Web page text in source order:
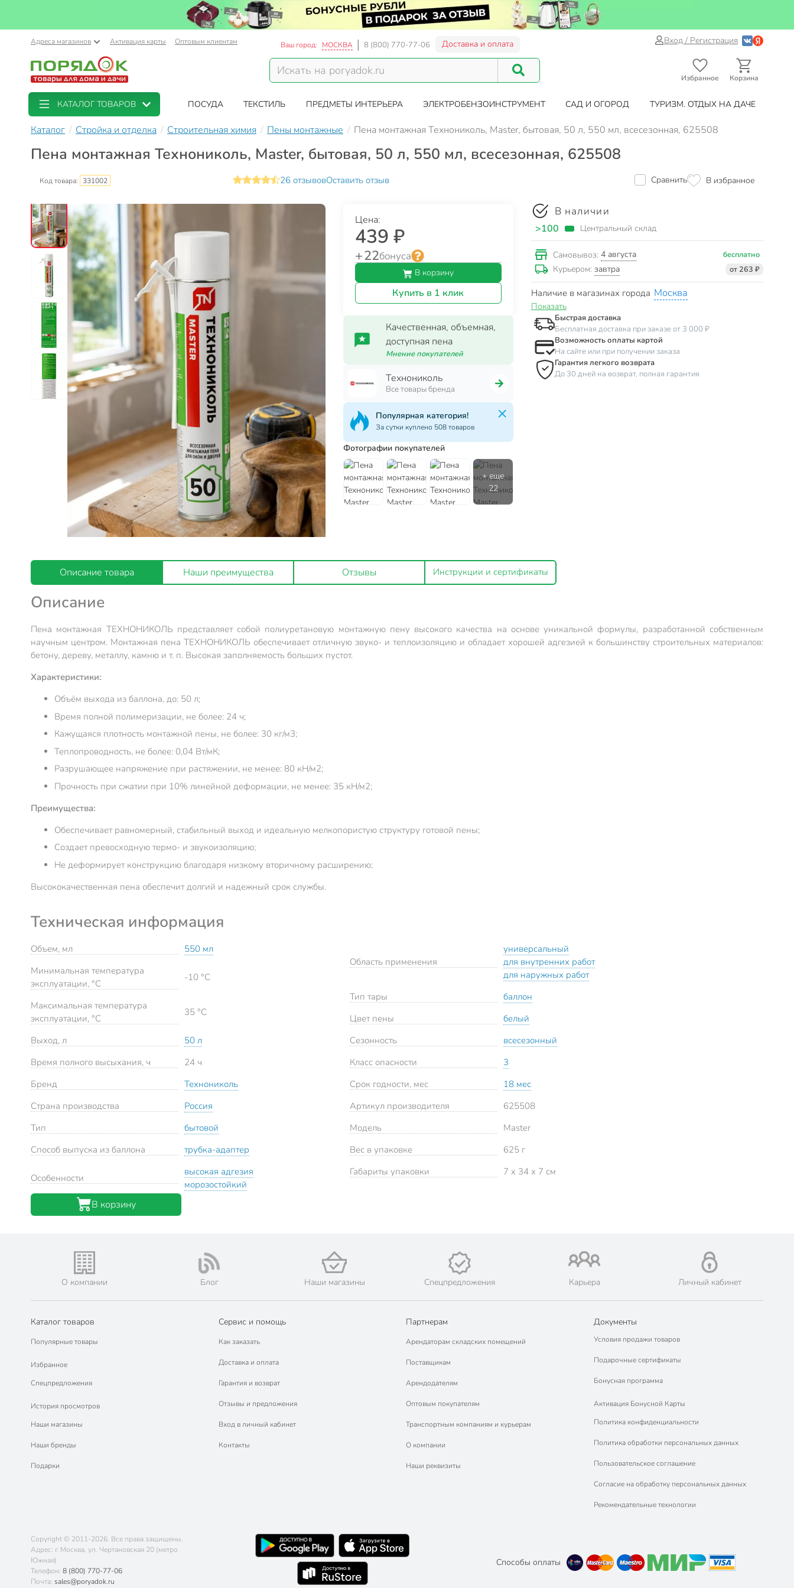
Адреса магазинов Активация карты Оптовым клиентам Ваш город: МОСКВА 8 (800) 770-77-06 Доставка и оплата Вход / Регистрация
Избранное Корзина
КАТАЛОГ ТОВАРОВ ПОСУДА ТЕКСТИЛЬ ПРЕДМЕТЫ ИНТЕРЬЕРА ЭЛЕКТРОБЕНЗОИНСТРУМЕНТ САД И ОГОРОД ТУРИЗМ. ОТДЫХ НА ДАЧЕ
Каталог Стройка и отделка Строительная химия Пены монтажные Пена монтажная Технониколь, Master, бытовая, 50 л, 550 мл, всесезонная, 625508
Пена монтажная Технониколь, Master, бытовая, 50 л, 550 мл, всесезонная, 625508
Код товара: 331002 26 отзывовОставить отзыв Сравнить В избранное
Цена:
439 ₽
+ 22бонуса
В корзину
Купить в 1 клик
Качественная, объемная,
доступная пена
Мнение покупателей
Технониколь
Все товары бренда
Популярная категория!
За сутки куплено 508 товаров
Фотографии покупателей
В наличии
>100 Центральный склад
Самовывоз: 4 августа бесплатно
Курьером: завтра от 263 ₽
Наличие в магазинах города Москва
Показать
Быстрая доставка
Бесплатная доставка при заказе от 3 000 ₽
Возможность оплаты картой
На сайте или при получении заказа
Гарантия легкого возврата
До 30 дней на возврат, полная гарантия
Описание товара Наши преимущества Отзывы Инструкции и сертификаты
Описание
Пена монтажная ТЕХНОНИКОЛЬ представляет собой полиуретановую монтажную пену высокого качества на основе уникальной формулы, разработанной собственным
научным центром. Монтажная пена ТЕХНОНИКОЛЬ обеспечивает отличную звуко- и теплоизоляцию и обладает хорошей адгезией к большинству строительных материалов:
бетону, дереву, металлу, камню и т. п. Высокая заполняемость больших пустот.
Характеристики:
Объём выхода из баллона, до: 50 л;
Время полной полимеризации, не более: 24 ч;
Кажущаяся плотность монтажной пены, не более: 30 кг/м3;
Теплопроводность, не более: 0,04 Вт/мК;
Разрушающее напряжение при растяжении, не менее: 80 кН/м2;
Прочность при сжатии при 10% линейной деформации, не менее: 35 кН/м2;
Преимущества:
Обеспечивает равномерный, стабильный выход и идеальную мелкопористую структуру готовой пены;
Создает превосходную термо- и звукоизоляцию;
Не деформирует конструкцию благодаря низкому вторичному расширению;
Высококачественная пена обеспечит долгий и надежный срок службы.
Техническая информация
Объем, мл
550 мл
Минимальная температура
эксплуатации, °C
-10 °C
Максимальная температура
эксплуатации, °C
35 °C
Выход, л
50 л
Время полного высыхания, ч
24 ч
Бренд
Технониколь
Страна производства
Россия
Тип
бытовой
Способ выпуска из баллона
трубка-адаптер
Особенности
высокая адгезия
морозостойкий
Область применения
универсальный
для внутренних работ
для наружных работ
Тип тары
баллон
Цвет пены
белый
Сезонность
всесезонный
Класс опасности
3
Срок годности, мес
18 мес
Артикул производителя
625508
Модель
Master
Вес в упаковке
625 г
Габариты упаковки
7 x 34 x 7 см
В корзину
О компании Блог Наши магазины Спецпредложения Карьера Личный кабинет
Каталог товаров
Популярные товары
Избранное
Спецпредложения
История просмотров
Наши магазины
Наши бренды
Подарки
Сервис и помощь
Как заказать
Доставка и оплата
Гарантия и возврат
Отзывы и предложения
Вход в личный кабинет
Контакты
Партнерам
Арендаторам складских помещений
Поставщикам
Арендодателям
Оптовым покупателям
Транспортным компаниям и курьерам
О компании
Наши реквизиты
Документы
Условия продажи товаров
Подарочные сертификаты
Бонусная программа
Активация Бонусной Карты
Политика конфиденциальности
Политика обработки персональных данных
Пользовательское соглашение
Согласие на обработку персональных данных
Рекомендательные технологии
Copyright © 2011-2026. Все права защищены.
Адрес: г. Москва, ул. Чертановская 20 (метро
Южная)
Телефон: 8 (800) 770-77-06
Почта: sales@poryadok.ru
Способы оплаты